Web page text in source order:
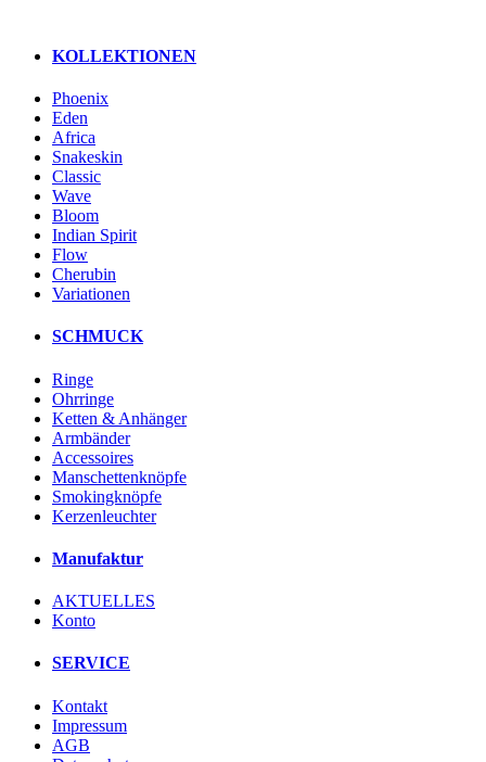
KOLLEKTIONEN
Phoenix
Eden
Africa
Snakeskin
Classic
Wave
Bloom
Indian Spirit
Flow
Cherubin
Variationen
SCHMUCK
Ringe
Ohrringe
Ketten & Anhänger
Armbänder
Accessoires
Manschettenknöpfe
Smokingknöpfe
Kerzenleuchter
Manufaktur
AKTUELLES
Konto
SERVICE
Kontakt
Impressum
AGB